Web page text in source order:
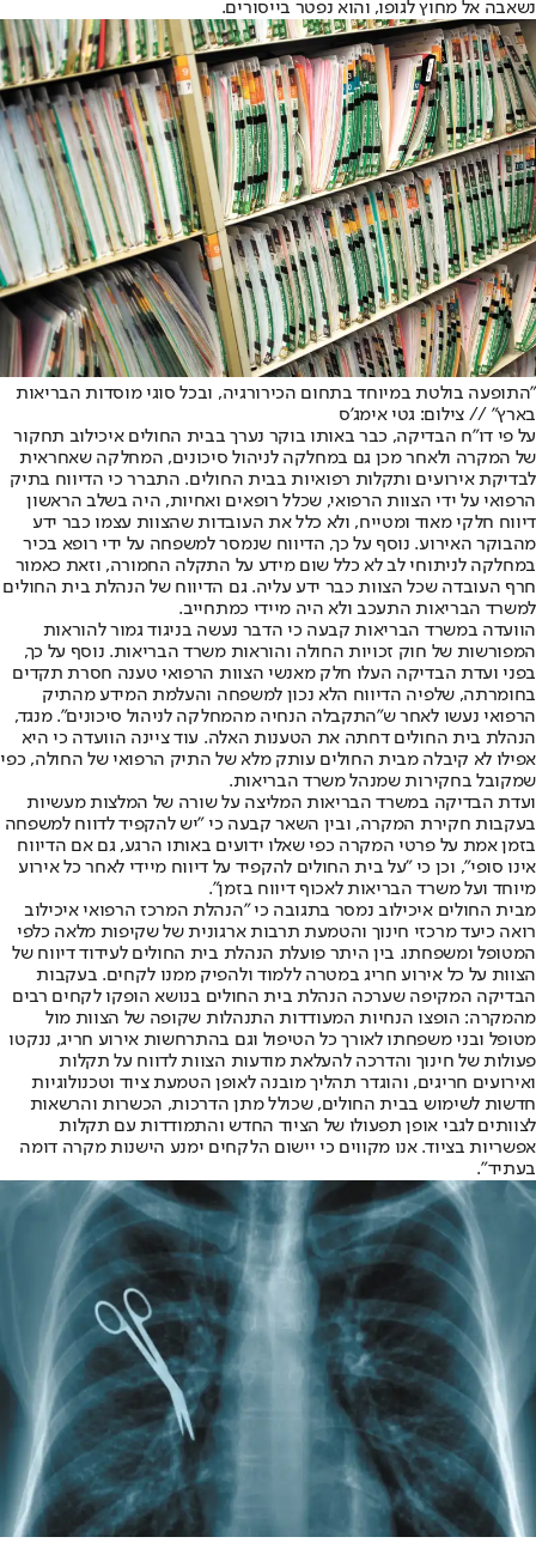
נשאבה אל מחוץ לגופו, והוא נפטר בייסורים.
"התופעה בולטת במיוחד בתחום הכירורגיה, ובכל סוגי מוסדות הבריאות
בארץ" // צילום: גטי אימג'ס
על פי דו"ח הבדיקה, כבר באותו בוקר נערך בבית החולים איכילוב תחקור
של המקרה ולאחר מכן גם במחלקה לניהול סיכונים, המחלקה שאחראית
לבדיקת אירועים ותקלות רפואיות בבית החולים. התברר כי הדיווח בתיק
הרפואי על ידי הצוות הרפואי, שכלל רופאים ואחיות, היה בשלב הראשון
דיווח חלקי מאוד ומטייח, ולא כלל את העובדות שהצוות עצמו כבר ידע
מהבוקר האירוע. נוסף על כך, הדיווח שנמסר למשפחה על ידי רופא בכיר
במחלקה לניתוחי לב לא כלל שום מידע על התקלה החמורה, וזאת כאמור
חרף העובדה שכל הצוות כבר ידע עליה. גם הדיווח של הנהלת בית החולים
למשרד הבריאות התעכב ולא היה מיידי כמתחייב.
הוועדה במשרד הבריאות קבעה כי הדבר נעשה בניגוד גמור להוראות
המפורשות של חוק זכויות החולה והוראות משרד הבריאות. נוסף על כך,
בפני ועדת הבדיקה העלו חלק מאנשי הצוות הרפואי טענה חסרת תקדים
בחומרתה, שלפיה הדיווח הלא נכון למשפחה והעלמת המידע מהתיק
הרפואי נעשו לאחר ש"התקבלה הנחיה מהמחלקה לניהול סיכונים". מנגד,
הנהלת בית החולים דחתה את הטענות האלה. עוד ציינה הוועדה כי היא
אפילו לא קיבלה מבית החולים עותק מלא של התיק הרפואי של החולה, כפי
שמקובל בחקירות שמנהל משרד הבריאות.
ועדת הבדיקה במשרד הבריאות המליצה על שורה של המלצות מעשיות
בעקבות חקירת המקרה, ובין השאר קבעה כי "יש להקפיד לדווח למשפחה
בזמן אמת על פרטי המקרה כפי שאלו ידועים באותו הרגע, גם אם הדיווח
אינו סופי", וכן כי "על בית החולים להקפיד על דיווח מיידי לאחר כל אירוע
מיוחד ועל משרד הבריאות לאכוף דיווח בזמן".
מבית החולים איכילוב נמסר בתגובה כי "הנהלת המרכז הרפואי איכילוב
רואה כיעד מרכזי חינוך והטמעת תרבות ארגונית של שקיפות מלאה כלפי
המטופל ומשפחתו. בין היתר פועלת הנהלת בית החולים לעידוד דיווח של
הצוות על כל אירוע חריג במטרה ללמוד ולהפיק ממנו לקחים. בעקבות
הבדיקה המקיפה שערכה הנהלת בית החולים בנושא הופקו לקחים רבים
מהמקרה: הופצו הנחיות המעודדות התנהלות שקופה של הצוות מול
מטופל ובני משפחתו לאורך כל הטיפול וגם בהתרחשות אירוע חריג, ננקטו
פעולות של חינוך והדרכה להעלאת מודעות הצוות לדווח על תקלות
ואירועים חריגים, והוגדר תהליך מובנה לאופן הטמעת ציוד וטכנולוגיות
חדשות לשימוש בבית החולים, שכולל מתן הדרכות, הכשרות והרשאות
לצוותים לגבי אופן תפעולו של הציוד החדש והתמודדות עם תקלות
אפשריות בציוד. אנו מקווים כי יישום הלקחים ימנע הישנות מקרה דומה
בעתיד".